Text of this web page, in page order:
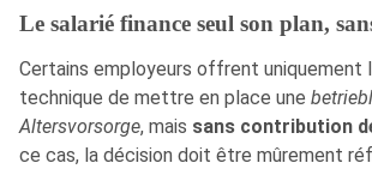
Le salarié finance seul son plan,
Certains employeurs offrent uniquement
technique de mettre en place une
Altersvorsorge, mais sans contribution
ce cas, la décision doit être mûrement